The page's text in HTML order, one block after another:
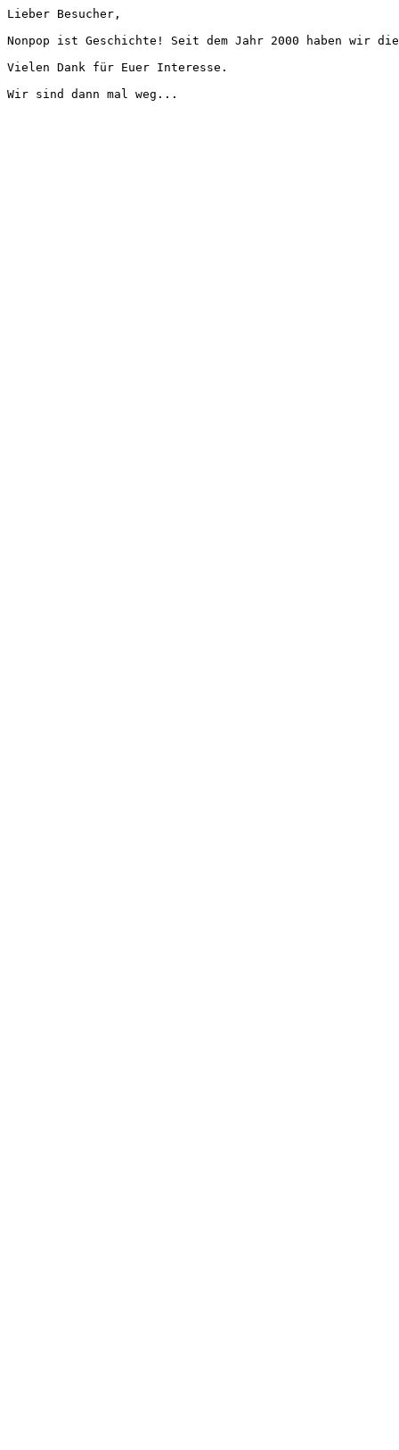
Lieber Besucher,
Nonpop ist Geschichte! Seit dem Jahr 2000 haben wir
Vielen Dank für Euer Interesse.
Wir sind dann mal weg...